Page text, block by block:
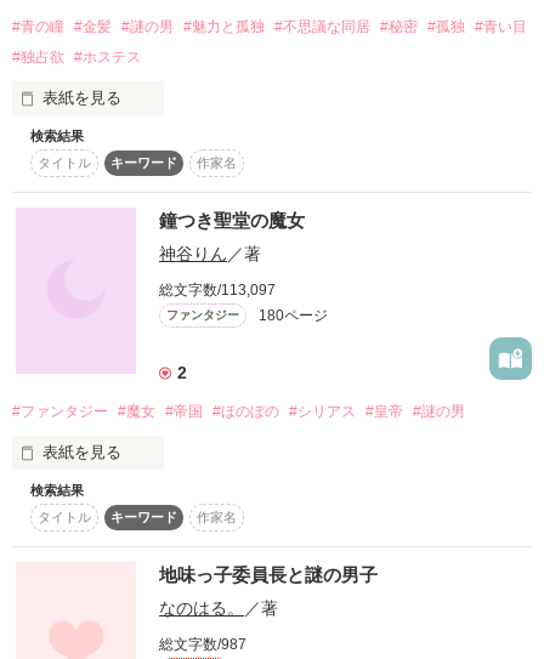
自称にわかカメラ女子
３６歳　無職（？）
毎週火・金、いつもキッカリ同じ時間に
三叉路にゴミ捨てにやってくる謎のひと
ゆるっとした部屋着で気怠そうだが
諸処に几帳面さとこだわりがにじみ出ている
••┈┈┈┈••✼••┈┈┈┈••
#青の瞳 #金髪 #謎の男 #魅力と孤独 #不思議な同居 #秘密 #孤独
#青い目
#独占欲
#ホステス
表紙を見る
あなたはまるで、そう、お気に入りの宝石のようにあたしを扱
う。
大切な蒐集物の一つのように。
それでもあたしはもうここからは逃げられない。
作品を読む
検索結果
タイトル
キーワード 作家名
鐘つき聖堂の魔女
神谷りん／著
総文字数/113,097
ファンタジー 180ページ
2
#ファンタジー #魔女 #帝国 #ほのぼの #シリアス #皇帝 #謎の男
表紙を見る
七つの国が存在する世界
レイアード―――――
検索結果
タイトル
キーワード 作家名
地味っ子委員長と謎の男子
なのはる。 ／著
総文字数/987